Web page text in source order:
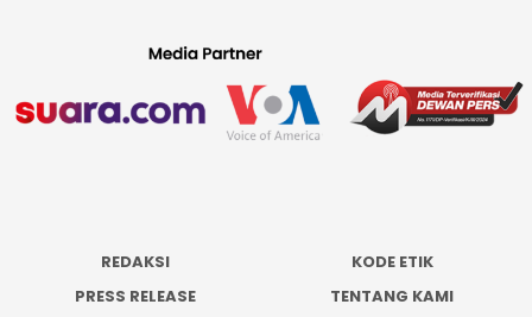
REDAKSI
KODE ETIK
PRESS RELEASE
TENTANG KAMI